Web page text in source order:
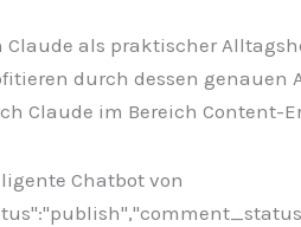
als praktischer
durch dessen
Claude im Bereich
Chatbot von